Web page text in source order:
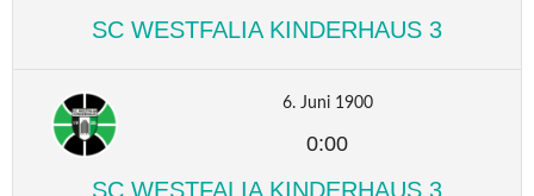
SC WESTFALIA KINDERHAUS 3
6. Juni 1900
0:00
SC WESTFALIA KINDERHAUS 3